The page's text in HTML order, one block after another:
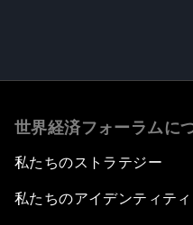
世界経済フォーラムに
私たちのストラテジー
私たちのアイデンティティ